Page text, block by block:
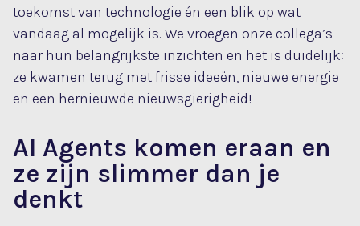
toekomst van technologie én een blik op wat
vandaag al mogelijk is. We vroegen onze collega’s
naar hun belangrijkste inzichten en het is duidelijk:
ze kwamen terug met frisse ideeën, nieuwe energie
en een hernieuwde nieuwsgierigheid!
AI Agents komen eraan en
ze zijn slimmer dan je
denkt